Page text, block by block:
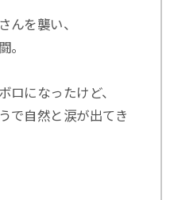
んを襲い、
闘。
ロになったけど、
で自然と涙が出てき